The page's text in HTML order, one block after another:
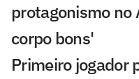
protagonismo no
corpo bons'
Primeiro jogador